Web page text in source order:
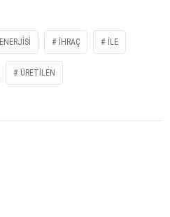
ENERJİSİ IHRAÇ İLE
ÜRETILEN